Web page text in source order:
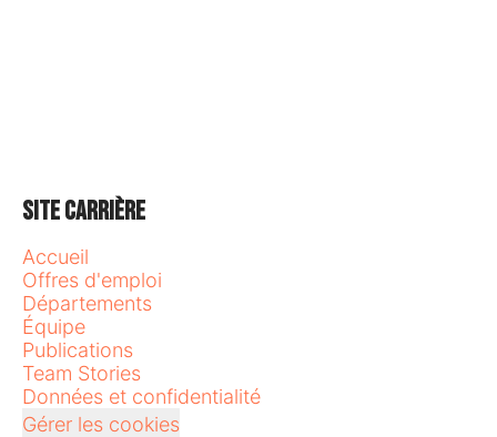
Site carrière
Accueil
Offres d'emploi
Départements
Équipe
Publications
Team Stories
Données et confidentialité
Gérer les cookies